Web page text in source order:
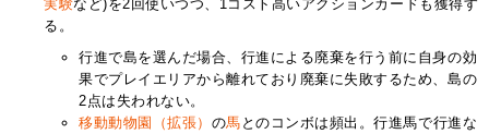
実験など)を2回使いつつ、1コスト高いアクションカードも獲得す
る。
行進で島を選んだ場合、行進による廃棄を行う前に自身の効
果でプレイエリアから離れており廃棄に失敗するため、島の
2点は失われない。
移動動物園（拡張） の馬 とのコンボは頻出。行進馬で行進な